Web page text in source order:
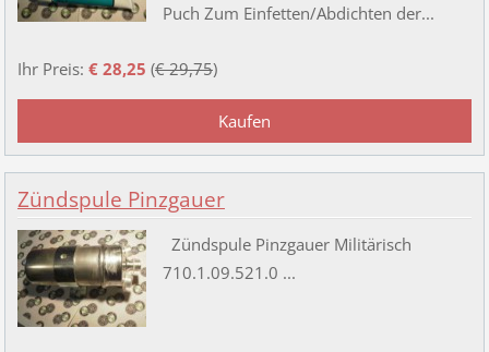
Puch Zum Einfetten/Abdichten der...
Ihr Preis: € 28,25 (€ 29,75)
Zündspule Pinzgauer
Zündspule Pinzgauer Militärisch
710.1.09.521.0 ...